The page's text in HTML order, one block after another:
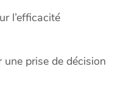
l’efficacité
prise de décision